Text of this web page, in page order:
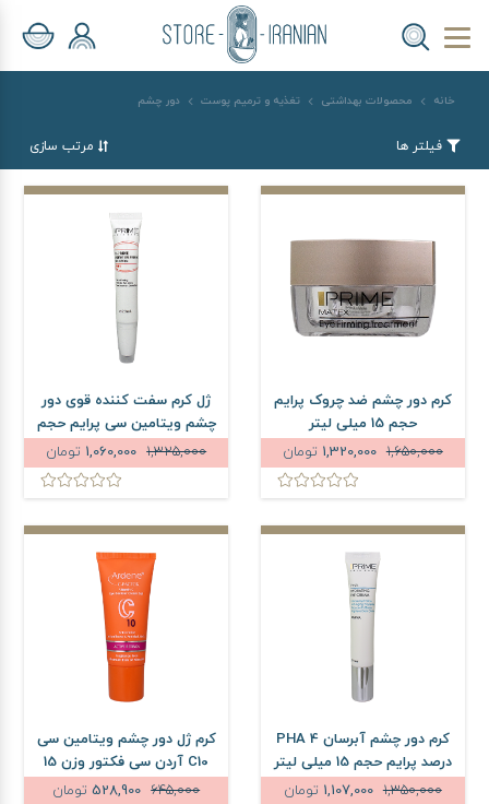
خانه محصولات بهداشتی تغذیه و ترمیم پوست دور چشم
فیلتر ها مرتب سازی
کرم دور چشم ضد چروک پرایم
حجم 15 میلی لیتر
1,650,000
1,320,000 تومان
ژل کرم سفت کننده قوی دور
چشم ویتامین سی پرایم حجم
20 میلی لیتر
1,325,000 تومان
کرم دور چشم آبرسان PHA 4
درصد پرایم حجم 15 میلی لیتر
1,350,000
1,107,000 تومان
کرم ژل دور چشم ویتامین سی
C10 آردن سی فکتور وزن 15
گرم
645,000 تومان